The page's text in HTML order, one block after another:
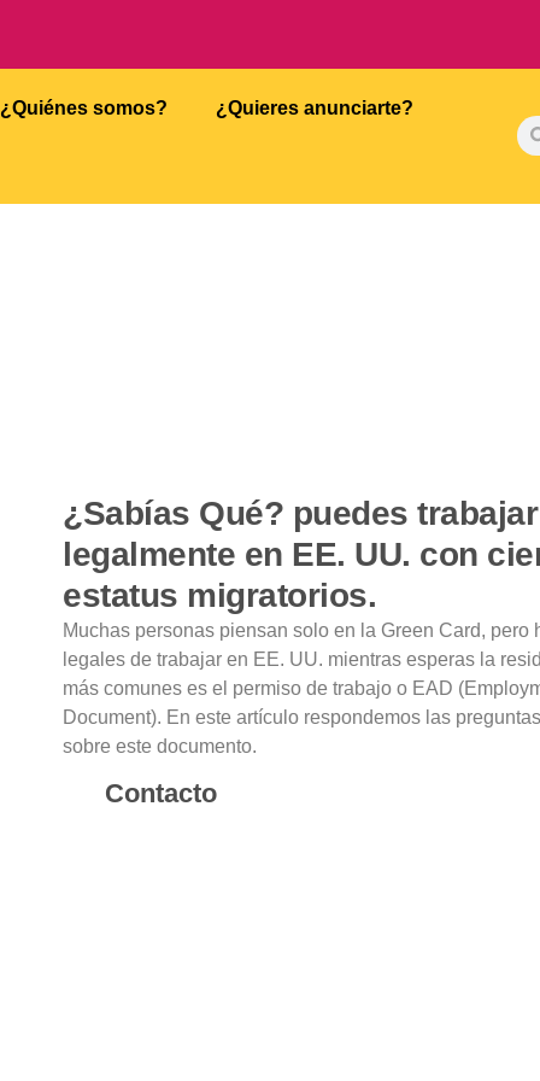
¿Quiénes somos? ¿Quieres anunciarte?
¿Sabías Qué? puedes trabajar
legalmente en EE. UU. con
estatus migratorios.
Muchas personas piensan solo en la Green Card, pero
legales de trabajar en EE. UU. mientras esperas la
más comunes es el permiso de trabajo o EAD
Document). En este artículo respondemos las
sobre este documento.
Contacto